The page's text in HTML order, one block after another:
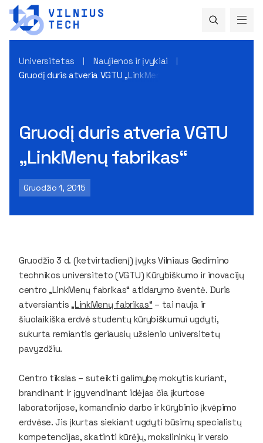
Universitetas
Naujienos ir įvykiai
Gruodį duris atveria VGTU „LinkMenų fabrikas“
Gruodį duris atveria VGTU
„LinkMenų fabrikas“
Gruodžio 1, 2015
Gruodžio 3 d. (ketvirtadienį) įvyks Vilniaus Gedimino
technikos universiteto (VGTU) Kūrybiškumo ir inovacijų
centro „LinkMenų fabrikas“ atidarymo šventė. Duris
atversiantis„LinkMenų fabrikas“ – tai nauja ir
šiuolaikiška erdvė studentų kūrybiškumui ugdyti,
sukurta remiantis geriausių užsienio universitetų
pavyzdžiu.
Centro tikslas – suteikti galimybę mokytis kuriant,
brandinant ir įgyvendinant idėjas čia įkurtose
laboratorijose, komandinio darbo ir kūrybinio įkvėpimo
erdvėse. Jis įkurtas siekiant ugdyti būsimų specialistų
kompetencijas, skatinti kūrėjų, mokslininkų ir verslo